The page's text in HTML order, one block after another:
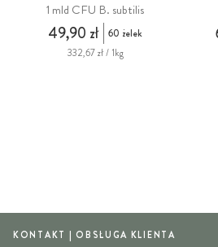
1 mld CFU B. subtilis
49,90 zł
60 żelek
332,67 zł / 1kg
KONTAKT | OBSŁUGA KLIENTA